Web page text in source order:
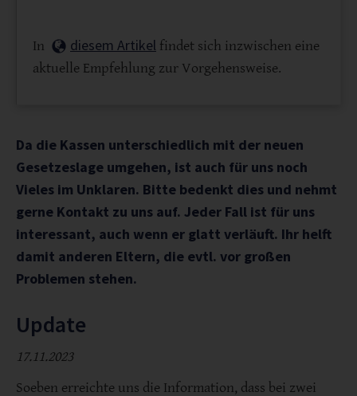
In diesem Artikel findet sich inzwischen eine
aktuelle Empfehlung zur Vorgehensweise.
Da die Kassen unterschiedlich mit der neuen
Gesetzeslage umgehen, ist auch für uns noch
Vieles im Unklaren. Bitte bedenkt dies und nehmt
gerne Kontakt zu uns auf. Jeder Fall ist für uns
interessant, auch wenn er glatt verläuft. Ihr helft
damit anderen Eltern, die evtl. vor großen
Problemen stehen.
Update
17.11.2023
Soeben erreichte uns die Information, dass bei zwei